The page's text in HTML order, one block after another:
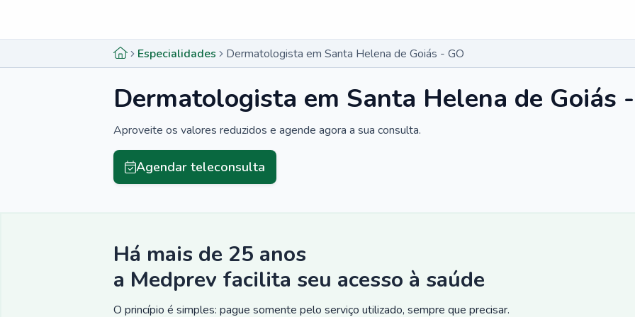
Especialidades Dermatologista em Santa Helena de Goiás - GO
Dermatologista em Santa Helena de Goiás
Aproveite os valores reduzidos e agende agora a sua consulta.
Agendar teleconsulta
Há mais de 25 anos
a Medprev facilita seu acesso à saúde
O princípio é simples: pague somente pelo serviço utilizado, sempre que precisar.